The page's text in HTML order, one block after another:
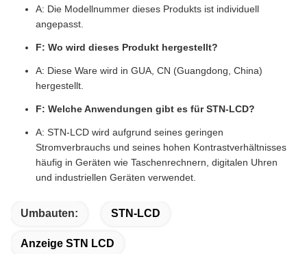
A: Die Modellnummer dieses Produkts ist individuell
angepasst.
F: Wo wird dieses Produkt hergestellt?
A: Diese Ware wird in GUA, CN (Guangdong, China)
hergestellt.
F: Welche Anwendungen gibt es für STN-LCD?
A: STN-LCD wird aufgrund seines geringen
Stromverbrauchs und seines hohen Kontrastverhältnisses
häufig in Geräten wie Taschenrechnern, digitalen Uhren
und industriellen Geräten verwendet.
Umbauten: STN-LCD
Anzeige STN LCD